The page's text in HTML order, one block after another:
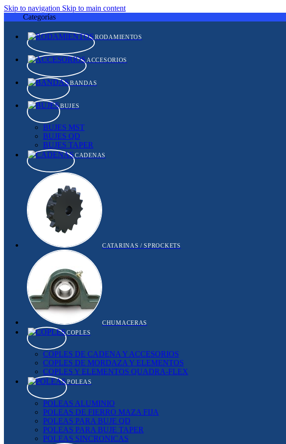
Skip to navigation Skip to main content
Categorías
RODAMIENTOS
ACCESORIOS
BANDAS
BUJES
BUJES MST
BUJES QD
BUJES TAPER
CADENAS
CATARINAS / SPROCKETS
CHUMACERAS
COPLES
COPLES DE CADENA Y ACCESORIOS
COPLES DE MORDAZA Y ELEMENTOS
COPLES Y ELEMENTOS QUADRA-FLEX
POLEAS
POLEAS ALUMINIO
POLEAS DE FIERRO MAZA FIJA
POLEAS PARA BUJE QD
POLEAS PARA BUJE TAPER
POLEAS SINCRONICAS